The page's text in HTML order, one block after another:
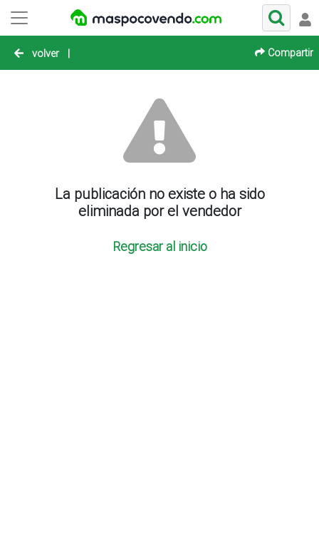
volver | Compartir
La publicación no existe o ha sido
eliminada por el vendedor
Regresar al inicio